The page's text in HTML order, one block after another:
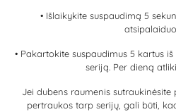
• Išlaikykite suspaudimą 5
• Pakartokite suspaudimus 5 kartus
seriją. Per dieną
Jei dubens raumenis
pertraukos tarp serijų, gali būti,